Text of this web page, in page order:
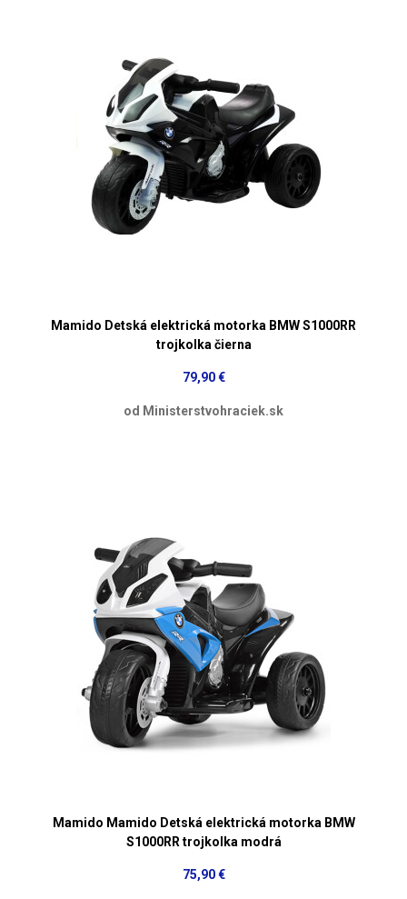
Mamido Detská elektrická motorka BMW S1000RR
trojkolka čierna
79,90 €
od Ministerstvohraciek.sk
Mamido Mamido Detská elektrická motorka BMW
S1000RR trojkolka modrá
75,90 €